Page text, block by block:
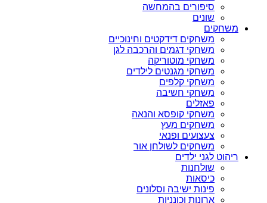
סיפורים בהמחשה
שונים
משחקים
משחקים דידקטים וחינוכיים
משחקי דגמים והרכבה לגן
משחקי מוטוריקה
משחקי מגנטים לילדים
משחקי קלפים
משחקי חשיבה
פאזלים
משחקי קופסא והנאה
משחקים מעץ
צעצועים ופנאי
משחקים לשולחן אור
ריהוט לגני ילדים
שולחנות
כיסאות
פינות ישיבה וסלונים
ארונות וכונניות